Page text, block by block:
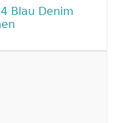
Blau Denim